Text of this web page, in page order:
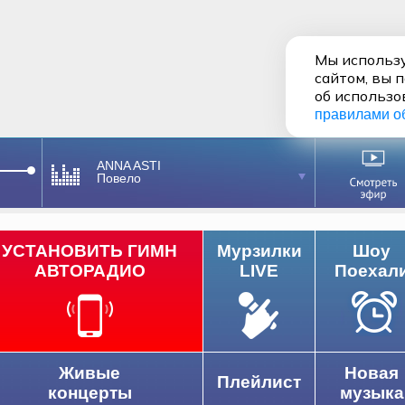
ANNA ASTI
Повело
УСТАНОВИТЬ ГИМН
АВТОРАДИО
Мурзилки
LIVE
Шоу
Живые
концерты
Плейлист
Новая
музыка
Мы
сайтом, вы
об
правилами